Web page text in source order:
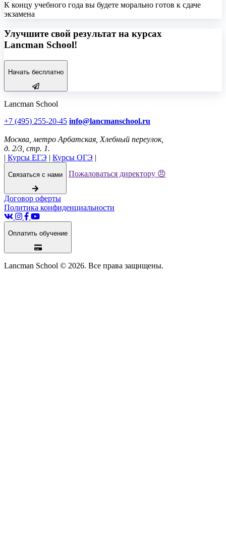
К концу учебного года вы будете морально готов к сдаче
экзамена
Улучшите свой результат на курсах
Lancman School!
Начать бесплатно
Lancman School
+7 (495) 255-20-45 info@lancmanschool.ru
Москва , метро Арбатская, Хлебный переулок,
д. 2/3, стр. 1.
| Курсы ЕГЭ | Курсы ОГЭ |
Связаться с нами Пожаловаться директору 😠
Договор оферты
Политика конфиденциальности
Оплатить обучение
Lancman School © 2026. Все права защищены.